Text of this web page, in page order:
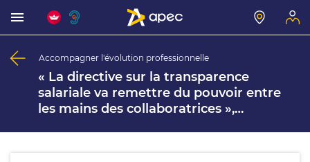
Accompagner l'évolution professionnelle
« La directive sur la transparence
salariale va remettre du pouvoir entre
les mains des collaboratrices »,